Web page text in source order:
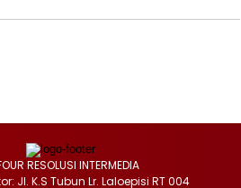
RESOLUSI INTERMEDIA
Jl. K.S Tubun Lr. Laloepisi RT 004